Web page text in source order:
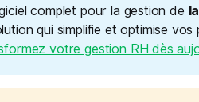
complet pour la gestion de
qui simplifie et optimise vos
votre gestion RH dès